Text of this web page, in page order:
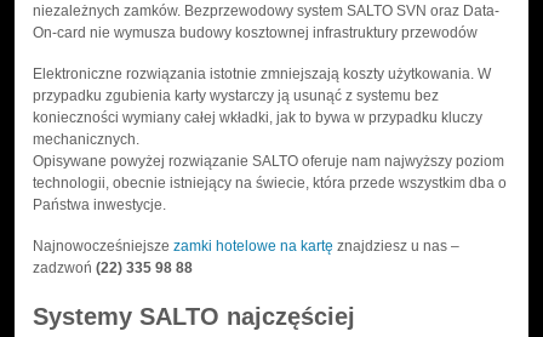
niezależnych zamków. Bezprzewodowy system SALTO SVN oraz Data-
On-card nie wymusza budowy kosztownej infrastruktury przewodów
Elektroniczne rozwiązania istotnie zmniejszają koszty użytkowania. W
przypadku zgubienia karty wystarczy ją usunąć z systemu bez
konieczności wymiany całej wkładki, jak to bywa w przypadku kluczy
mechanicznych.
Opisywane powyżej rozwiązanie SALTO oferuje nam najwyższy poziom
technologii, obecnie istniejący na świecie, która przede wszystkim dba o
Państwa inwestycje.
Najnowocześniejsze zamki hotelowe na kartę znajdziesz u nas –
zadzwoń (22) 335 98 88
Systemy SALTO najczęściej